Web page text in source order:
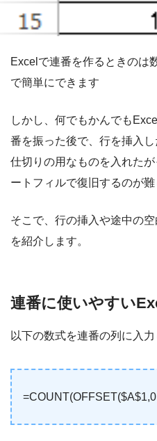
Excelで連番を作るときのは
で簡単にできます
しかし、何でもかんでも
番を振った後で、行を挿入
仕切りの用なものを入れた
ートフィルで復旧するのが難
そこで、行の挿入や途中の
を紹介します。
連番に使いやすい
以下の数式を連番の列に入力